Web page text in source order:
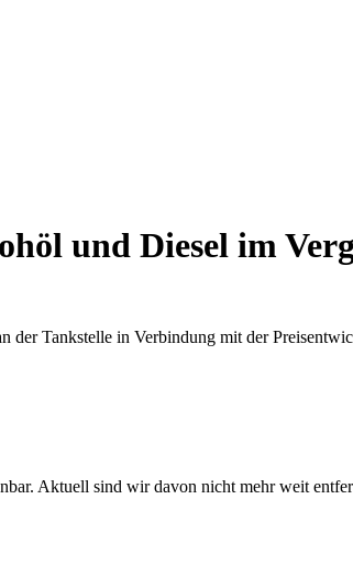
und Diesel im
der Tankstelle in Verbindung mit der
Aktuell sind wir davon nicht mehr weit